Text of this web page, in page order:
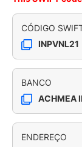
CÓDIGO
INPVNL21
BANCO
ACHMEA
ENDEREÇO